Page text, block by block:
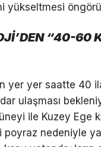
yükseltmesi
“40-60
yer yer saatte 40
ulaşması
ile Kuzey Ege
poyraz nedeniyle